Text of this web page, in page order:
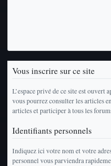
Vous inscrire sur ce site
L’espace privé de ce site est
vous pourrez consulter les articles en cours
articles et participer à tous les
Identifiants personnels
Indiquez ici votre nom et votre
personnel vous parviendra